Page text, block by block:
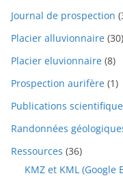
Journal de prospection
Placier alluvionnaire (30)
Placier eluvionnaire (8)
Prospection aurifère (1)
Publications
Randonnées
Ressources (36)
KMZ et KML (Google